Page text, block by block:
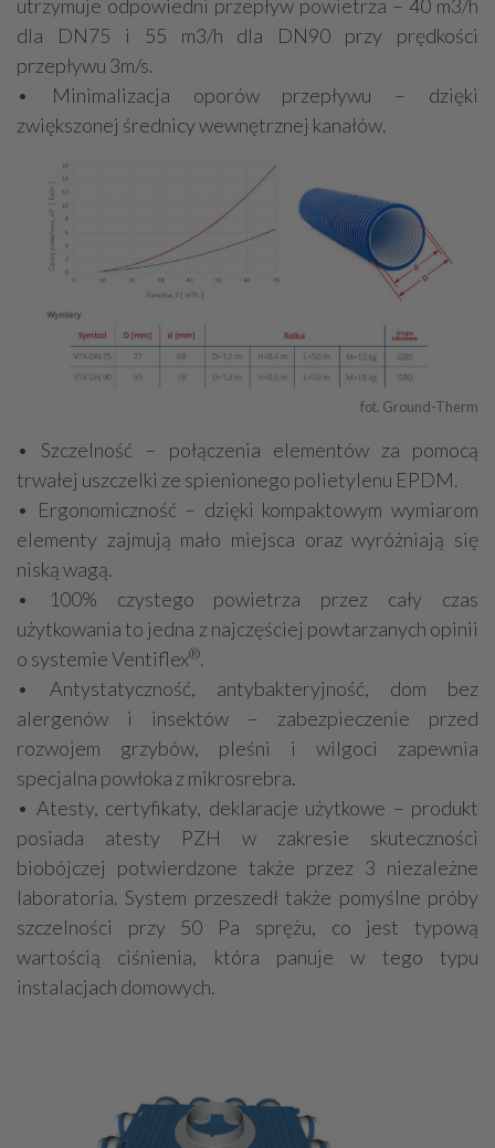
utrzymuje odpowiedni przepływ powietrza – 40 m3/h
dla DN75 i 55 m3/h dla DN90 przy prędkości
przepływu 3m/s.
• Minimalizacja oporów przepływu – dzięki
zwiększonej średnicy wewnętrznej kanałów.
fot. Ground-Therm
• Szczelność – połączenia elementów za pomocą
trwałej uszczelki ze spienionego polietylenu EPDM.
• Ergonomiczność – dzięki kompaktowym wymiarom
elementy zajmują mało miejsca oraz wyróżniają się
niską wagą.
• 100% czystego powietrza przez cały czas
użytkowania to jedna z najczęściej powtarzanych opinii
o systemie Ventiflex®.
• Antystatyczność, antybakteryjność, dom bez
alergenów i insektów – zabezpieczenie przed
rozwojem grzybów, pleśni i wilgoci zapewnia
specjalna powłoka z mikrosrebra.
• Atesty, certyfikaty, deklaracje użytkowe – produkt
posiada atesty PZH w zakresie skuteczności
biobójczej potwierdzone także przez 3 niezależne
laboratoria. System przeszedł także pomyślne próby
szczelności przy 50 Pa sprężu, co jest typową
wartością ciśnienia, która panuje w tego typu
instalacjach domowych.